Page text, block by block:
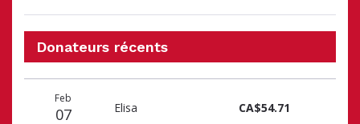
Donateurs récents
donateur
Feb
07 Elisa CA$54.71